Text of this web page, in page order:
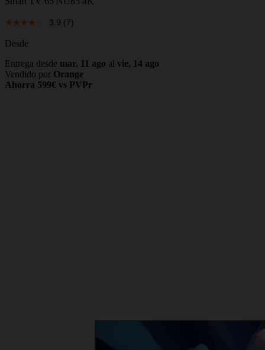
3.9 (7)
Desde
Entrega desde mar, 11 ago al vie, 14 ago
Vendido por Orange
Ahorra 599€ vs PVPr